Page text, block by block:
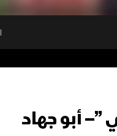
”– أبو جهاد